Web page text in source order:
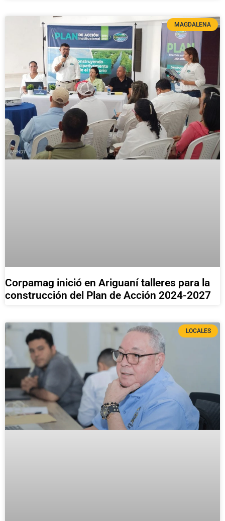
MAGDALENA
Corpamag inició en Ariguaní talleres para la
construcción del Plan de Acción 2024-2027
LOCALES